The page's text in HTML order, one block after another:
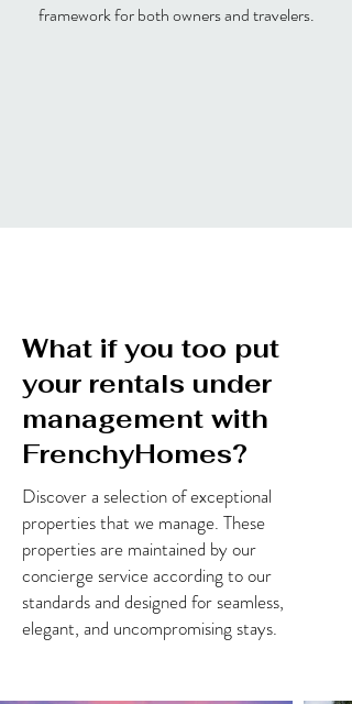
framework for both owners and travelers.
What if you too put
your rentals under
management with
FrenchyHomes?
Discover a selection of exceptional
properties that we manage. These
properties are maintained by our
concierge service according to our
standards and designed for seamless,
elegant, and uncompromising stays.